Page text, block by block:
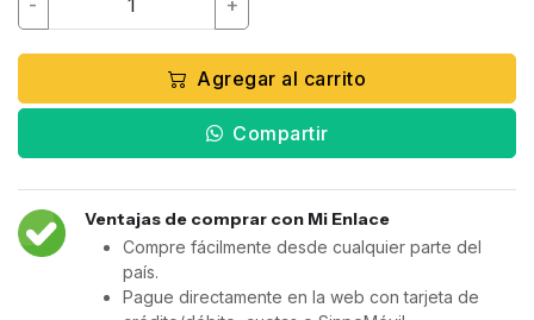
- +
Agregar al carrito
Compartir
Ventajas de comprar con Mi Enlace
Compre fácilmente desde cualquier parte del
país.
Pague directamente en la web con tarjeta de